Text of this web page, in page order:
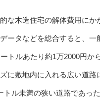
な木造住宅の解体費用に
ータなどを総合すると、
トルあたり約1万2000円
に敷地内に入れる広い道
トル未満の狭い道路であ